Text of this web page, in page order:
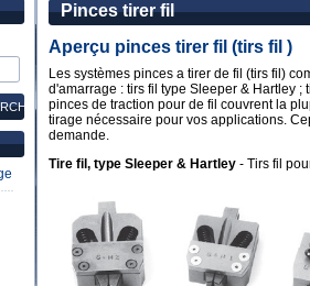
Pinces tirer fil
Aperçu pinces tirer fil (tirs fil )
Les systèmes pinces a tirer de fil (tirs fil)
d'amarrage : tirs fil type Sleeper & Hartley ;
pinces de traction pour de fil couvrent la
tirage nécessaire pour vos applications.
demande.
Tire fil, type Sleeper & Hartley - Tirs fil